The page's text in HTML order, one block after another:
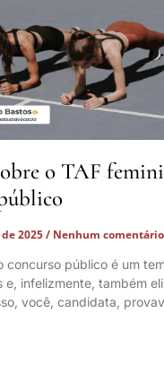
o TAF
de 2025 Nenhum comentário
concurso público é um
e, infelizmente, também
você, candidata,